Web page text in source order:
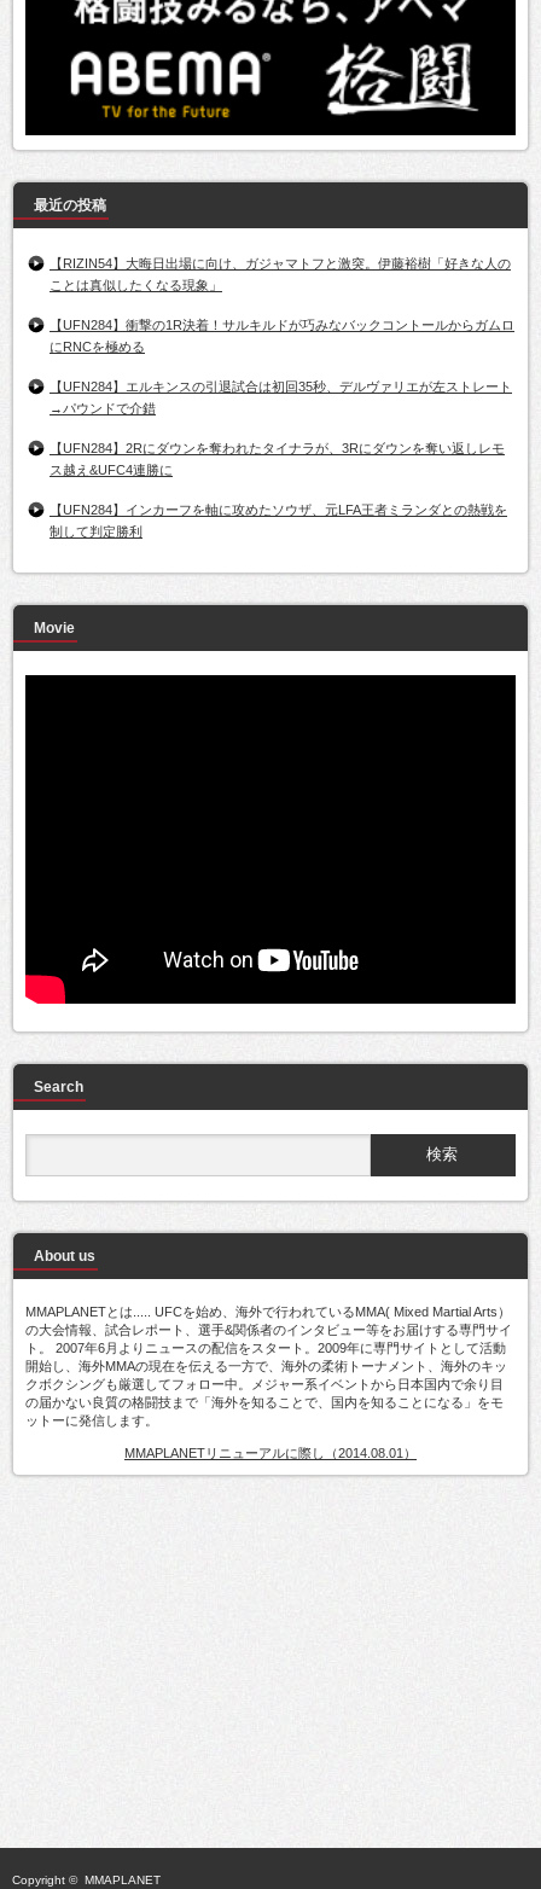
最近の投稿
【RIZIN54】大晦日出場に向け、ガジャマトフと激突。伊藤裕樹「好きな人の
ことは真似したくなる現象」
【UFN284】衝撃の1R決着！サルキルドが巧みなバックコントールからガムロ
にRNCを極める
【UFN284】エルキンスの引退試合は初回35秒、デルヴァリエが左ストレート
→パウンドで介錯
【UFN284】2Rにダウンを奪われたタイナラが、3Rにダウンを奪い返しレモ
ス越え&UFC4連勝に
【UFN284】インカーフを軸に攻めたソウザ、元LFA王者ミランダとの熱戦を
制して判定勝利
Movie
Search
About us
MMAPLANETとは..... UFCを始め、海外で行われているMMA( Mixed Martial Arts）
の大会情報、試合レポート、選手&関係者のインタビュー等をお届けする専門サイ
ト。 2007年6月よりニュースの配信をスタート。2009年に専門サイトとして活動
開始し、海外MMAの現在を伝える一方で、海外の柔術トーナメント、海外のキッ
クボクシングも厳選してフォロー中。メジャー系イベントから日本国内で余り目
の届かない良質の格闘技まで「海外を知ることで、国内を知ることになる」をモ
ットーに発信します。
MMAPLANETリニューアルに際し（2014.08.01）
Copyright © MMAPLANET